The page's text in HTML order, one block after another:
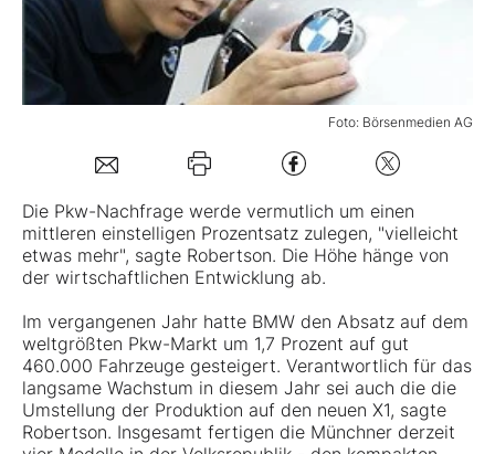
Mein B:O
Mein Konto
Folgen Sie uns
Kontakt
Foto: Börsenmedien AG
Die Pkw-Nachfrage werde vermutlich um einen
mittleren einstelligen Prozentsatz zulegen, "vielleicht
etwas mehr", sagte Robertson. Die Höhe hänge von
der wirtschaftlichen Entwicklung ab.
Im vergangenen Jahr hatte BMW den Absatz auf dem
weltgrößten Pkw-Markt um 1,7 Prozent auf gut
460.000 Fahrzeuge gesteigert. Verantwortlich für das
langsame Wachstum in diesem Jahr sei auch die die
Umstellung der Produktion auf den neuen X1, sagte
Robertson. Insgesamt fertigen die Münchner derzeit